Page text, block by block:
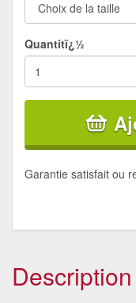
Quantitï¿½
Garantie satisfait ou